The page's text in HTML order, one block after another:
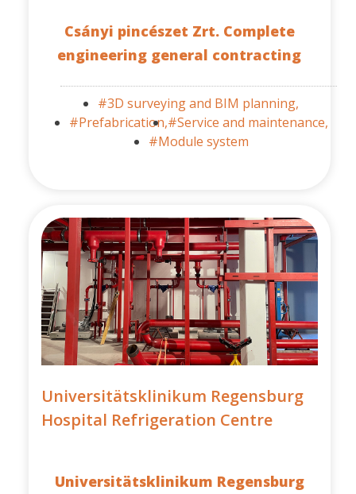
Csányi pincészet Zrt. Complete
engineering general contracting
#3D surveying and BIM planning,
#Prefabrication,#Service and maintenance,
#Module system
Universitätsklinikum Regensburg
Hospital Refrigeration Centre
Universitätsklinikum Regensburg